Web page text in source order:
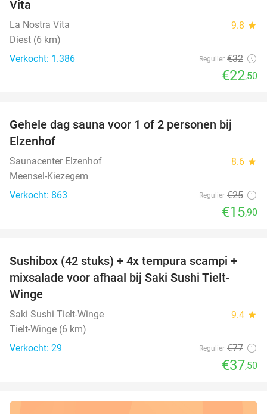
Vita
La Nostra Vita 9.8 star
Diest (6 km)
Verkocht: 1.386
Regulier €32
€22,50
36%
Gehele dag sauna voor 1 of 2 personen bij
Elzenhof
Saunacenter Elzenhof 8.6 star
Meensel-Kiezegem
Verkocht: 863
Regulier €25
€15,90
51%
Sushibox (42 stuks) + 4x tempura scampi +
mixsalade voor afhaal bij Saki Sushi Tielt-
Winge
Saki Sushi Tielt-Winge 9.4 star
Tielt-Winge (6 km)
Verkocht: 29
Regulier €77
€37,50